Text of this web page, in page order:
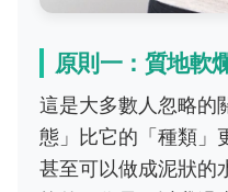
原則一：質地軟
這是大多數人忽略的
態」比它的「種類」
甚至可以做成泥狀的